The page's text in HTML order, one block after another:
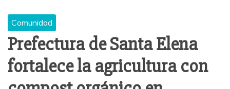
Comunidad
Prefectura de Santa Elena
fortalece la agricultura con